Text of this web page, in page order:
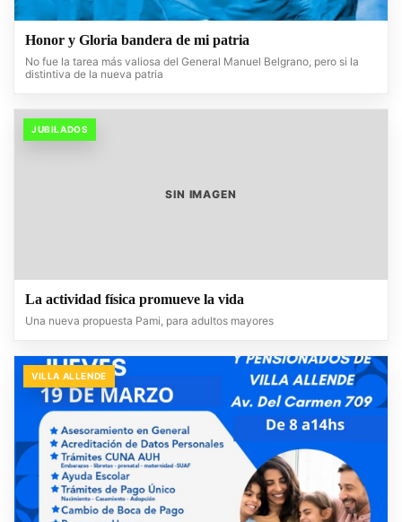
Honor y Gloria bandera de mi patria
No fue la tarea más valiosa del General Manuel Belgrano, pero si la
distintiva de la nueva patria
JUBILADOS
SIN IMAGEN
La actividad física promueve la vida
Una nueva propuesta Pami, para adultos mayores
VILLA ALLENDE